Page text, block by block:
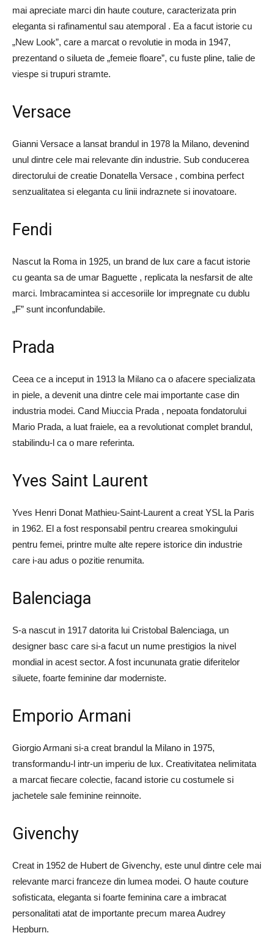
mai apreciate marci din haute couture, caracterizata prin
eleganta si rafinamentul sau atemporal . Ea a facut istorie cu
„New Look”, care a marcat o revolutie in moda in 1947,
prezentand o silueta de „femeie floare”, cu fuste pline, talie de
viespe si trupuri stramte.
Versace
Gianni Versace a lansat brandul in 1978 la Milano, devenind
unul dintre cele mai relevante din industrie. Sub conducerea
directorului de creatie Donatella Versace , combina perfect
senzualitatea si eleganta cu linii indraznete si inovatoare.
Fendi
Nascut la Roma in 1925, un brand de lux care a facut istorie
cu geanta sa de umar Baguette , replicata la nesfarsit de alte
marci. Imbracamintea si accesoriile lor impregnate cu dublu
„F” sunt inconfundabile.
Prada
Ceea ce a inceput in 1913 la Milano ca o afacere specializata
in piele, a devenit una dintre cele mai importante case din
industria modei. Cand Miuccia Prada , nepoata fondatorului
Mario Prada, a luat fraiele, ea a revolutionat complet brandul,
stabilindu-l ca o mare referinta.
Yves Saint Laurent
Yves Henri Donat Mathieu-Saint-Laurent a creat YSL la Paris
in 1962. El a fost responsabil pentru crearea smokingului
pentru femei, printre multe alte repere istorice din industrie
care i-au adus o pozitie renumita.
Balenciaga
S-a nascut in 1917 datorita lui Cristobal Balenciaga, un
designer basc care si-a facut un nume prestigios la nivel
mondial in acest sector. A fost incununata gratie diferitelor
siluete, foarte feminine dar moderniste.
Emporio Armani
Giorgio Armani si-a creat brandul la Milano in 1975,
transformandu-l intr-un imperiu de lux. Creativitatea nelimitata
a marcat fiecare colectie, facand istorie cu costumele si
jachetele sale feminine reinnoite.
Givenchy
Creat in 1952 de Hubert de Givenchy, este unul dintre cele mai
relevante marci franceze din lumea modei. O haute couture
sofisticata, eleganta si foarte feminina care a imbracat
personalitati atat de importante precum marea Audrey
Hepburn.